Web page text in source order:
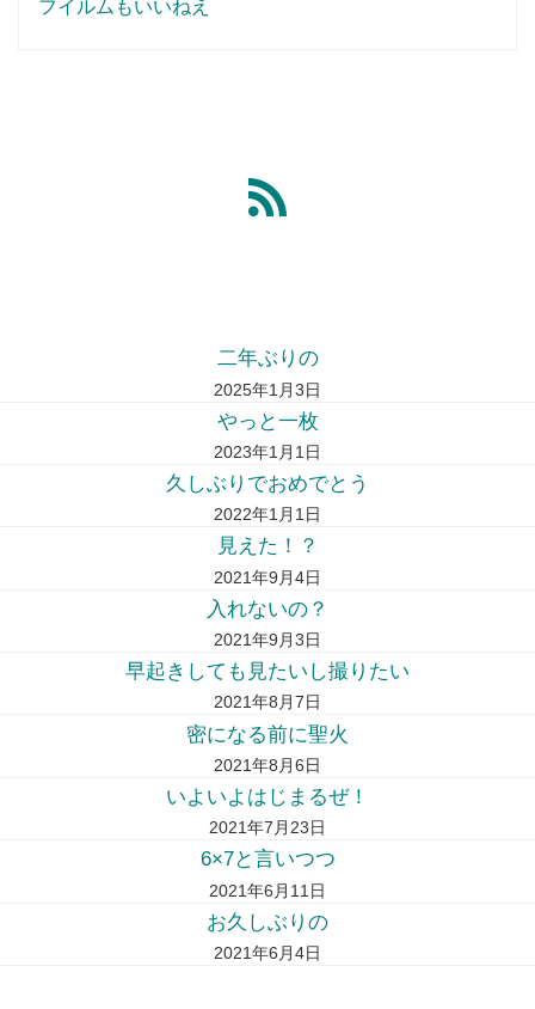
フイルムもいいねえ
二年ぶりの
2025年1月3日
やっと一枚
2023年1月1日
久しぶりでおめでとう
2022年1月1日
見えた！？
2021年9月4日
入れないの？
2021年9月3日
早起きしても見たいし撮りたい
2021年8月7日
密になる前に聖火
2021年8月6日
いよいよはじまるぜ！
2021年7月23日
6×7と言いつつ
2021年6月11日
お久しぶりの
2021年6月4日